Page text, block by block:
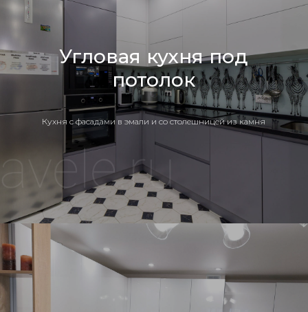
Угловая кухня под
потолок
Кухня c фасадами в эмали и со столешницей из камня